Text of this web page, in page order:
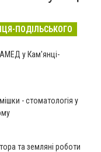
ПОДІЛЬСЬКОГО
у Кам'янці-
- стоматологія у
та земляні роботи